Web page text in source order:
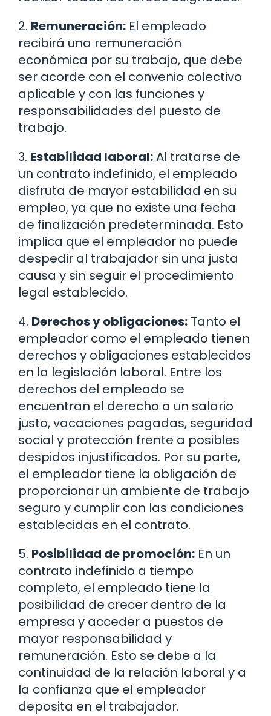
2. Remuneración: El empleado
recibirá una remuneración
económica por su trabajo, que debe
ser acorde con el convenio colectivo
aplicable y con las funciones y
responsabilidades del puesto de
trabajo.
3. Estabilidad laboral:Al tratarse de
un contrato indefinido, el empleado
disfruta de mayor estabilidad en su
empleo, ya que no existe una fecha
de finalización predeterminada. Esto
implica que el empleador no puede
despedir al trabajador sin una justa
causa y sin seguir el procedimiento
legal establecido.
4. Derechos y obligaciones: Tanto el
empleador como el empleado tienen
derechos y obligaciones establecidos
en la legislación laboral. Entre los
derechos del empleado se
encuentran el derecho a un salario
justo, vacaciones pagadas, seguridad
social y protección frente a posibles
despidos injustificados. Por su parte,
el empleador tiene la obligación de
proporcionar un ambiente de trabajo
seguro y cumplir con las condiciones
establecidas en el contrato.
5. Posibilidad de promoción: En un
contrato indefinido a tiempo
completo, el empleado tiene la
posibilidad de crecer dentro de la
empresa y acceder a puestos de
mayor responsabilidad y
remuneración. Esto se debe a la
continuidad de la relación laboral y a
la confianza que el empleador
deposita en el trabajador.